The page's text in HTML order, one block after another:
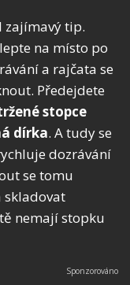
zajímavý tip.
na místo po
a rajčata se
Předejdete
stopce
dírka. A tudy se
dozrávání
se tomu
skladovat
nemají stopku